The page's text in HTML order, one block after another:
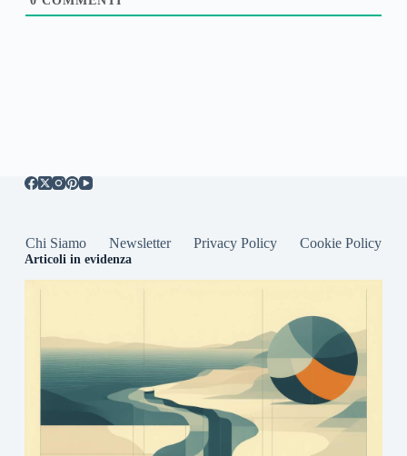
Chi Siamo Newsletter Privacy Policy Cookie Policy
Articoli in evidenza